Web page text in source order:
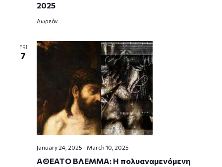
2025
Δωρεάν
FRI
7
ΑΘΕΑΤΟ ΒΛΕΜΜΑ: Η πολυαναμενόμενη
January 24, 2025 - March 10, 2025